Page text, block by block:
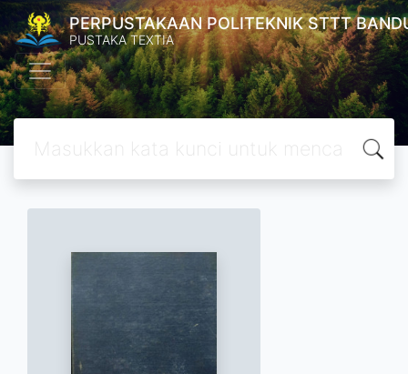
PERPUSTAKAAN POLITEKNIK STTT
PUSTAKA TEXTIA